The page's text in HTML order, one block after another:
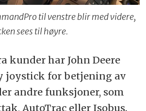
til venstre blir med videre,
sees til høyre.
kunder har John Deere
joystick for betjening av
andre funksjoner, som
AutoTrac eller Isobus.